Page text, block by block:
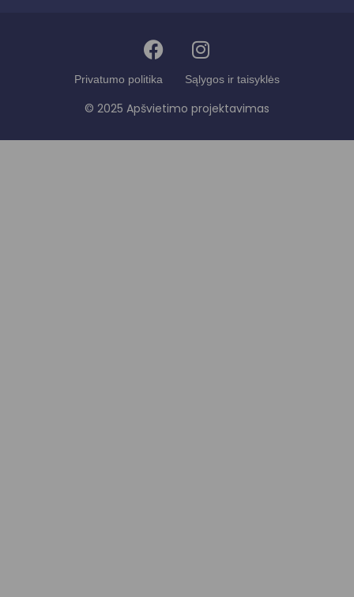
Privatumo politika Sąlygos ir taisyklės
© 2025 Apšvietimo projektavimas